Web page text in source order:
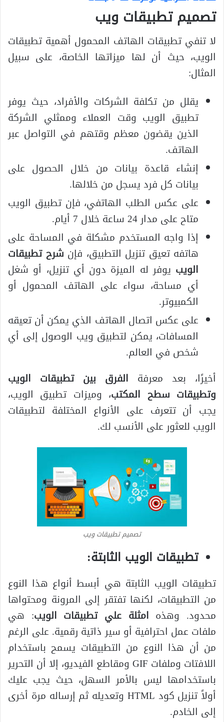
تصميم تطبيقات ويب
لا تنفي تطبيقات الهاتف المحمول أهمية تطبيقات
الويب، حيث أن لها ميزاتها الخاصة، على سبيل
المثال:
يقلل من تكلفة الشركات والأفراد، حيث يوفر
تطبيق الويب وقت العملاء وممثلي الشركة
الذين يقضون معظم وقتهم في التواصل عبر
الهاتف.
إنشاء قاعدة بيانات من خلال الحصول على
بيانات كل فرد يسجل من خلالها.
على عكس الطلب الهاتفي، فإن تطبيق الويب
متاح على مدار 24 ساعة خلال 7 أيام.
إذا واجه المستخدم مشكلة في المساحة على
هاتفه تعيق تنزيل التطبيق، فإن شرح تطبيقات
الويب يوفر له الميزة دون أي تنزيل، أو شغل
أي مساحة، سواء على الهاتف المحمول أو
الكمبيوتر.
على عكس اتصال الهاتف الذي يمكن أن تعيقه
المسافات، يمكن لتطبيق ويب الوصول إلى أي
شخص في العالم.
أخيرًا، بعد معرفة الفرق بين تطبيقات الويب
وتطبيقات سطح المكتب، وميزات تطبيق الويب،
يجب أن تتعرف على الأنواع المختلفة لتطبيقات
الويب للعثور على الأنسب لك.
تصميم تطبيقات ويب
تطبيقات الويب الثابتة:
تطبيقات الويب الثابتة هي أبسط أنواع هذا النوع
من التطبيقات، لكنها تفتقر إلى المرونة ومحتواها
محدود. وهذه امثلة علي تطبيقات الويب: هي
ملفات عمل احترافية أو سير ذاتية رقمية. على الرغم
من أن هذا النوع من التطبيقات يسمح باستخدام
اللافتات وملفات GIF ومقاطع الفيديو، إلا أن التحرير
باستخدامها ليس بالأمر السهل، حيث يجب عليك
أولاً تنزيل كود HTML وتعديله ثم إرساله مرة أخرى
إلى الخادم.